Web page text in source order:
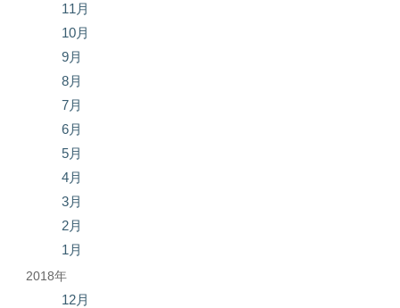
11月
10月
9月
8月
7月
6月
5月
4月
3月
2月
1月
2018年
12月